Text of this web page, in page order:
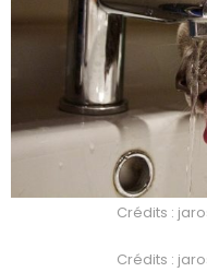
Crédits :
Crédits :